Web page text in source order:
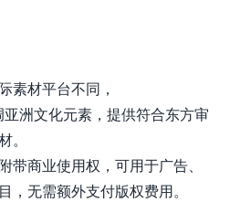
素材平台不同，
洲文化元素，提供符合东方审
带商业使用权，可用于广告、
，无需额外支付版权费用。